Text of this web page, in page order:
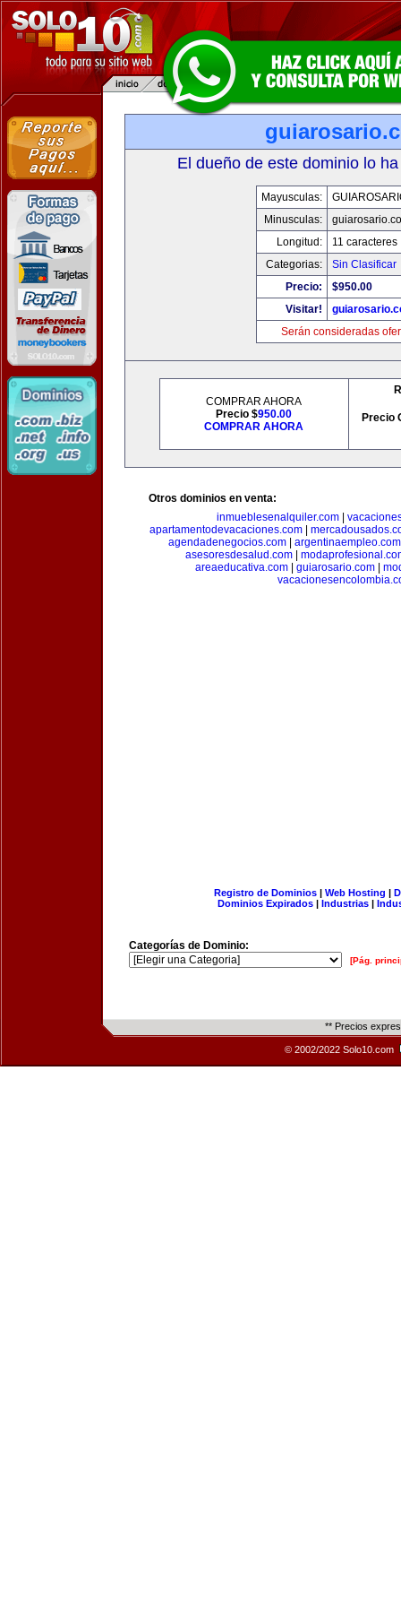
El dueño de este dominio lo
Mayusculas:
Minusculas:
Longitud:
11 caracteres
Categorias:
Sin Clasificar
Precio:
$950.00
Visitar!
Serán consideradas
COMPRAR AHORA
Precio $950.00
COMPRAR AHORA
Precio
Otros dominios en venta:
inmueblesenalquiler.com|
apartamentodevacaciones.com|
agendadenegocios.com| argentinaempleo.com
asesoresdesalud.com|
areaeducativa.com| guiarosario.com|
Registro de Dominios| Web Hosting |
Dominios Expirados | Industrias |
Categorías de Dominio:
[Pág.
** Precios
© 2002/2022 Solo10.com